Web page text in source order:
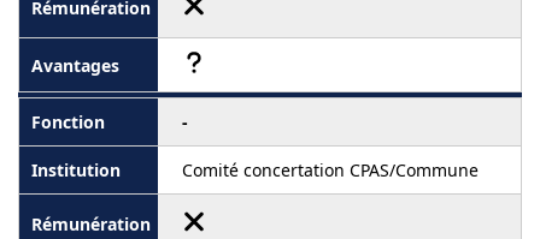
-
Comité concertation CPAS/Commune